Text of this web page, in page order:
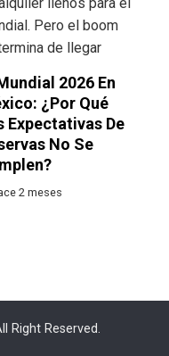
2026 En
¿por Qué
Expectativas De
No Se
2 meses
Right Reserved.